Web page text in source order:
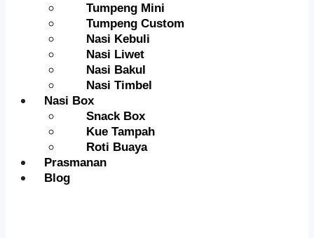
Tumpeng Mini
Tumpeng Custom
Nasi Kebuli
Nasi Liwet
Nasi Bakul
Nasi Timbel
Nasi Box
Snack Box
Kue Tampah
Roti Buaya
Prasmanan
Blog